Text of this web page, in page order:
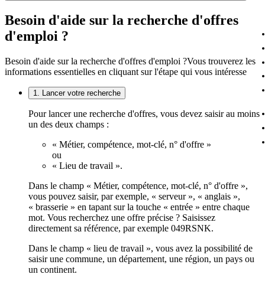
Besoin d'aide sur la recherche d'offres
d'emploi ?
Besoin d'aide sur la recherche d'offres d'emploi ?Vous trouverez les
informations essentielles en cliquant sur l'étape qui vous intéresse
1. Lancer votre recherche
Pour lancer une recherche d'offres, vous devez saisir au moins
un des deux champs :
« Métier, compétence, mot-clé, n° d'offre »
ou
« Lieu de travail ».
Dans le champ « Métier, compétence, mot-clé, n° d'offre »,
vous pouvez saisir, par exemple, « serveur », « anglais »,
« brasserie » en tapant sur la touche « entrée » entre chaque
mot. Vous recherchez une offre précise ? Saisissez
directement sa référence, par exemple 049RSNK.
Dans le champ « lieu de travail », vous avez la possibilité de
saisir une commune, un département, une région, un pays ou
un continent.